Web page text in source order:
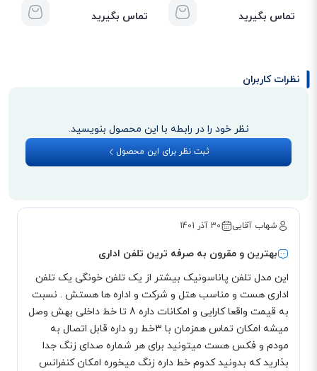
بلندگوی دوبلکس تلفن سانترال پاناسونیک Kx Ts 3282bxw
مکالمه بالایی را با آن تجربه کنید. در موقعی که توانایی صحبت کردن با دست را
ندارید، می‌توانید با استفاده از اسپیکر صحبت کنید.
دارای پورت دیتا
فکس، مودم و... متصل کنید و از امکاناتی که در اختیار شما قرار می‌گیرد به خوبی
استفاده کنید.
تماس بگیرید تماس بگیرید
نظرات کاربران
نظر خود را در رابطه با این محصول بنویسید.
ثبت نظر برای این محصول
شهاب آقایی 30 آذر 1401
بهترین و مقرون به صرفه ترین تلفن اداری
این مدل تلفن پاناسونیک بیشتر از یک تلفن خونگی یک تلفن
اداری هست و مناسب هتل و شرکت و اداره ها هستش . نسبت
به قیمت واقعا کارایی و امکانات داره 8 تا خط داخلی بهش وصل
میشه امکان تماس همزمان با ۳خط رو داره قابل اتصال به
مودم و فکس هست میتونید برای هر شماره صدای زنگ جدا
بذارید که بدونید کدوم خط داره زنگ میخوره امکان کنفرانس